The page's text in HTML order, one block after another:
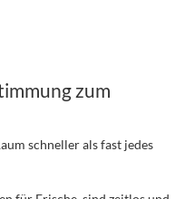
zum
schneller als fast jedes